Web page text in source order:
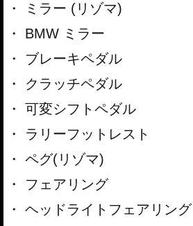
ミラー (リゾマ)
BMW ミラー
ブレーキペダル
クラッチペダル
可変シフトペダル
ラリーフットレスト
ペグ(リゾマ)
フェアリング
ヘッドライトフェアリング